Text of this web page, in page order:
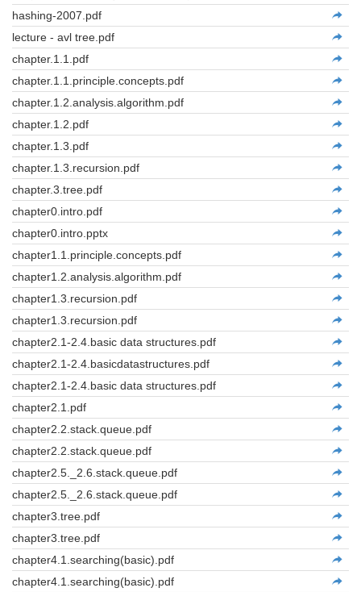
hashing-2007.pdf
lecture - avl tree.pdf
chapter.1.1.pdf
chapter.1.1.principle.concepts.pdf
chapter.1.2.analysis.algorithm.pdf
chapter.1.2.pdf
chapter.1.3.pdf
chapter.1.3.recursion.pdf
chapter.3.tree.pdf
chapter0.intro.pdf
chapter0.intro.pptx
chapter1.1.principle.concepts.pdf
chapter1.2.analysis.algorithm.pdf
chapter1.3.recursion.pdf
chapter1.3.recursion.pdf
chapter2.1-2.4.basic data structures.pdf
chapter2.1-2.4.basicdatastructures.pdf
chapter2.1-2.4.basic data structures.pdf
chapter2.1.pdf
chapter2.2.stack.queue.pdf
chapter2.2.stack.queue.pdf
chapter2.5._2.6.stack.queue.pdf
chapter2.5._2.6.stack.queue.pdf
chapter3.tree.pdf
chapter3.tree.pdf
chapter4.1.searching(basic).pdf
chapter4.1.searching(basic).pdf